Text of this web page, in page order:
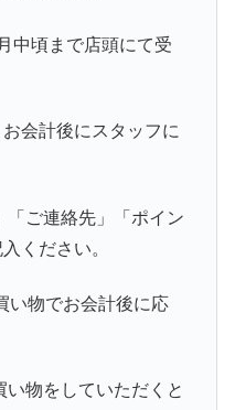
中頃まで店頭にて受
会計後にスタッフに
「ご連絡先」「ポイン
ください。
い物でお会計後に応
物をしていただくと